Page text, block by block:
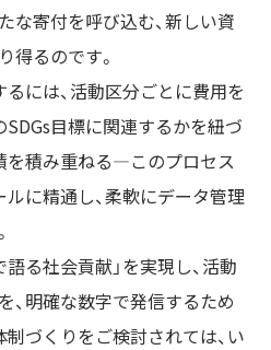
な寄付を呼び込む、新しい資
得るのです。
には、活動区分ごとに費用を
SDGs目標に関連するかを紐づ
を積み重ねる—このプロセス
ルに精通し、柔軟にデータ管理
る社会貢献」を実現し、活動
、明確な数字で発信するため
づくりをご検討されては、い